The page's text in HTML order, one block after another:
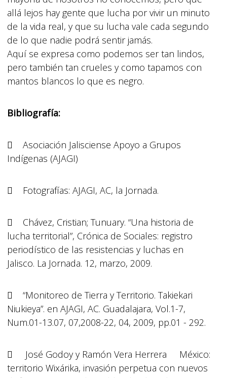
allá lejos hay gente que lucha por vivir un minuto
de la vida real, y que su lucha vale cada segundo
de lo que nadie podrá sentir jamás.
Aquí se expresa como podemos ser tan lindos,
pero también tan crueles y como tapamos con
mantos blancos lo que es negro.
Bibliografía:
 Asociación Jalisciense Apoyo a Grupos
Indígenas (AJAGI)
 Fotografías: AJAGI, AC, la Jornada.
 Chávez, Cristian; Tunuary. “Una historia de
lucha territorial”, Crónica de Sociales: registro
periodístico de las resistencias y luchas en
Jalisco. La Jornada. 12, marzo, 2009.
 “Monitoreo de Tierra y Territorio. Takiekari
Niukieya”. en AJAGI, AC. Guadalajara, Vol.1-7,
Num.01-13.07, 07,2008-22, 04, 2009, pp.01 - 292.
 José Godoy y Ramón Vera Herrera México:
territorio Wixárika, invasión perpetua con nuevos